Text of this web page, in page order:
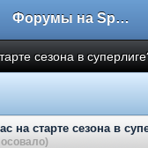
Форумы на Sportbox.ru
сезона в
на старте сезона в